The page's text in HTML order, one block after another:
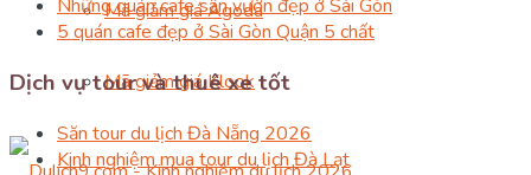
Mã giảm giá Agoda
Mã giảm giá Klook
Những quán cafe sân vườn đẹp ở Sài Gòn
5 quán cafe đẹp ở Sài Gòn Quận 5 chất
Dịch vụ tour và thuê xe tốt
Săn tour du lịch Đà Nẵng 2026
Kinh nghiệm mua tour du lịch Đà Lạt